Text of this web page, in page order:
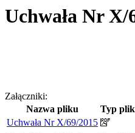
Uchwała Nr X/
Załączniki:
Nazwa pliku
Typ
Uchwała Nr X/69/2015